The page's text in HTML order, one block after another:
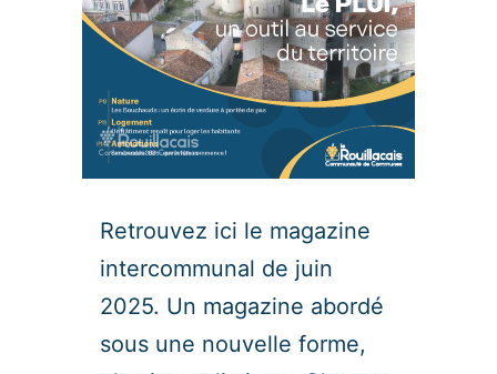
Retrouvez ici le magazine
intercommunal de juin
2025. Un magazine abordé
sous une nouvelle forme,